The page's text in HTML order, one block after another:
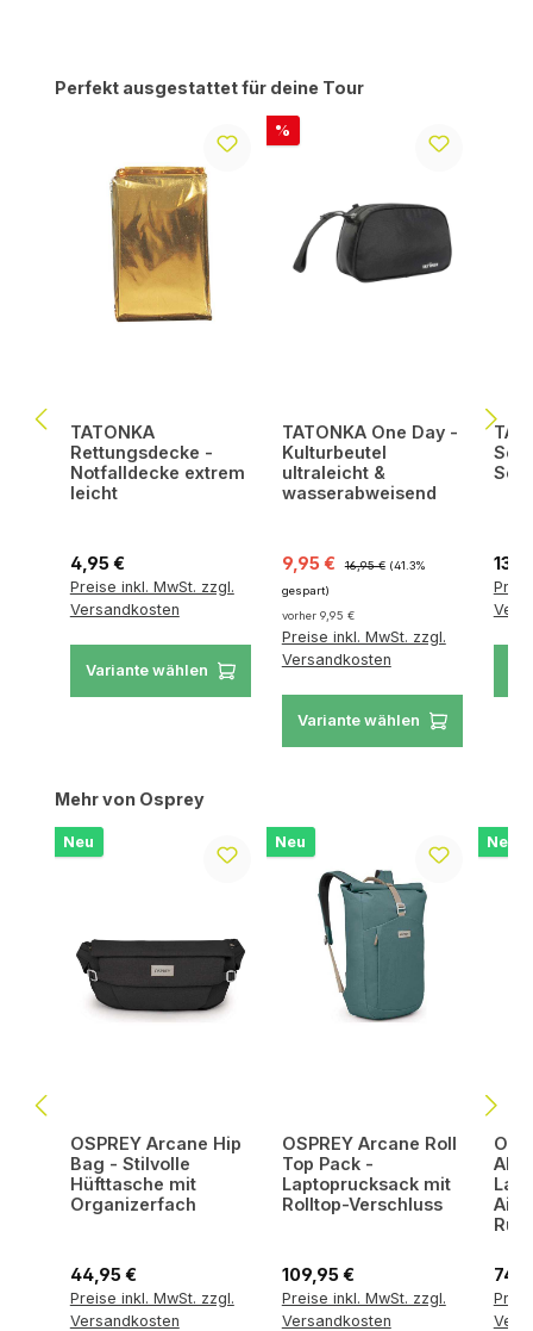
Produktgalerie überspringen
Perfekt ausgestattet für deine Tour
TATONKA
Rettungsdecke -
Notfalldecke extrem
leicht
Regulärer Preis:
4,95 €
Preise inkl. MwSt. zzgl.
Versandkosten
Variante wählen
Rabatt
%
TATONKA One Day -
Kulturbeutel
ultraleicht &
wasserabweisend
Verkaufspreis:
9,95 € 16,95 € (41.3%
gespart)
vorher 9,95 €
Preise inkl. MwSt. zzgl.
Versandkosten
Variante wählen
Set
Produktgalerie überspringen
Mehr von Osprey
Neu
OSPREY Arcane Hip
Bag - Stilvolle
Hüfttasche mit
Organizerfach
Regulärer Preis:
44,95 €
Preise inkl. MwSt. zzgl.
Versandkosten
Neu
OSPREY Arcane Roll
Top Pack -
Laptoprucksack mit
Rolltop-Verschluss
Regulärer Preis:
109,95 €
Preise inkl. MwSt. zzgl.
Versandkosten
Neu